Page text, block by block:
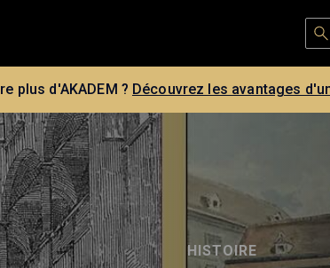
plus d'AKADEM ? Découvrez les avantages
HISTOIRE